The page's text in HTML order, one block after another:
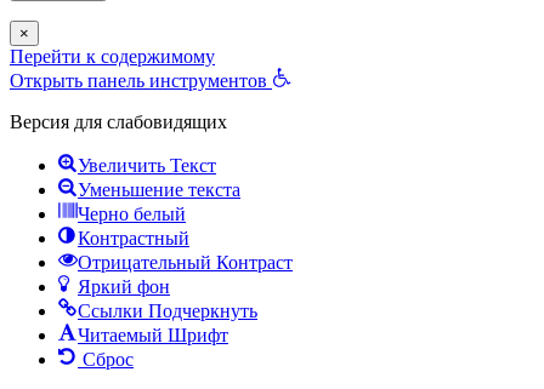
×
Перейти к содержимому
Открыть панель инструментов
Версия для слабовидящих
Увеличить Текст
Уменьшение текста
Черно белый
Контрастный
Отрицательный Контраст
Яркий фон
Ссылки Подчеркнуть
Читаемый Шрифт
Сброс